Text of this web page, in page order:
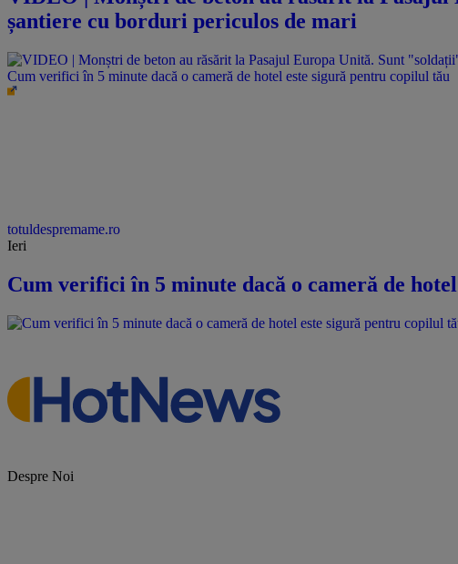
șantiere cu borduri periculos de mari
Cum verifici în 5 minute dacă o cameră de hotel este sigură pentru copilul tău
totuldespremame.ro
Ieri
Cum verifici în 5 minute dacă o cameră de
Despre Noi